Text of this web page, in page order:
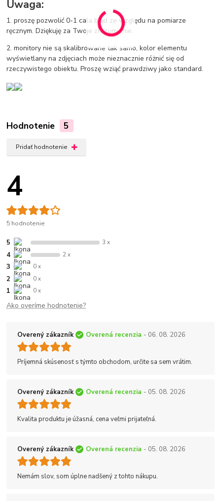
Uwaga:
1. proszę pozwolić 0-1 cala błąd ze względu na pomiarze
ręcznym. Dziękuję za Twoje zrozumienie.
2. monitory nie są skalibrowane tak samo, kolor elementu
wyświetlany na zdjęciach może nieznacznie różnić się od
rzeczywistego obiektu. Proszę wziąć prawdziwy jako standard.
Hodnotenie 5
Pridať hodnotenie
4
5 hodnotenie
5 3 x
4 2 x
3 0 x
2 0 x
1 0 x
Ako overíme hodnotenie?
Overený zákazník Overená recenzia - 06. 08. 2026
Príjemná skúsenosť s týmto obchodom, určite sa sem vrátim.
Overený zákazník Overená recenzia - 05. 08. 2026
Kvalita produktu je úžasná, cena veľmi prijateľná.
Overený zákazník Overená recenzia - 05. 08. 2026
Nemám slov, som úplne nadšený z tohto nákupu.